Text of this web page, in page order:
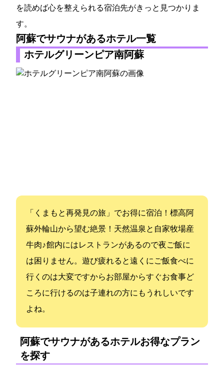
を読めば心を整えられる宿泊先がきっと見つかりま
す。
阿蘇でサウナがあるホテル一覧
ホテルグリーンピア南阿蘇
「くまもと再発見の旅」でお得に宿泊！標高650m阿
蘇外輪山から望む絶景！天然温泉と自家牧場産
牛肉♪ 館内にはレストランがあるので夜ご飯に
は困りません。遊び疲れると遠くにご飯食べに
行くのは大変ですからお部屋からすぐお食事ど
ころに行けるのは子連れの方にもうれしいです
よね。
阿蘇でサウナがあるホテル:お得なプラン
を探す